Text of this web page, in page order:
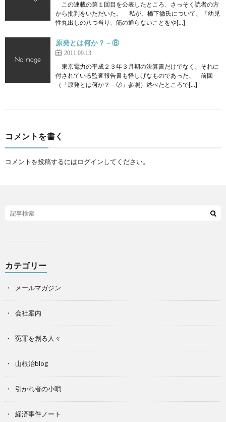
この連載の第１回目を公表したところ、さっそく読者の方
から批判をいただいた。 私が、橋下徹氏について、『幼児
性丸出しの八つ当り、筋の通らないことをや[…]
原発とは何か？－⑧
2011.09.13
東京電力の平成２３年３月期の決算書だけでなく、それに
付されている監査報告書も怪しげなものであった、－前回
（「原発とは何か？－⑦」参照）述べたところで[…]
コメントを書く
コメントを投稿するにはログインしてください。
カテゴリー
メールマガジン
会社案内
冤罪を創る人々
山根治blog
引かれ者の小唄
経済事件ノート